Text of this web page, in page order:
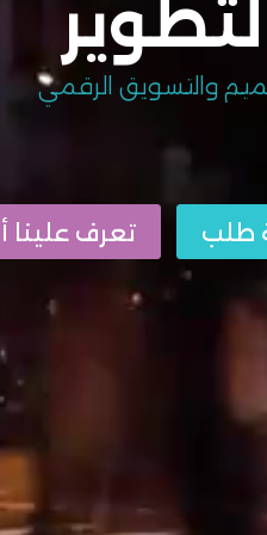
والتسويق الرقمي
طلب تعرف علينا